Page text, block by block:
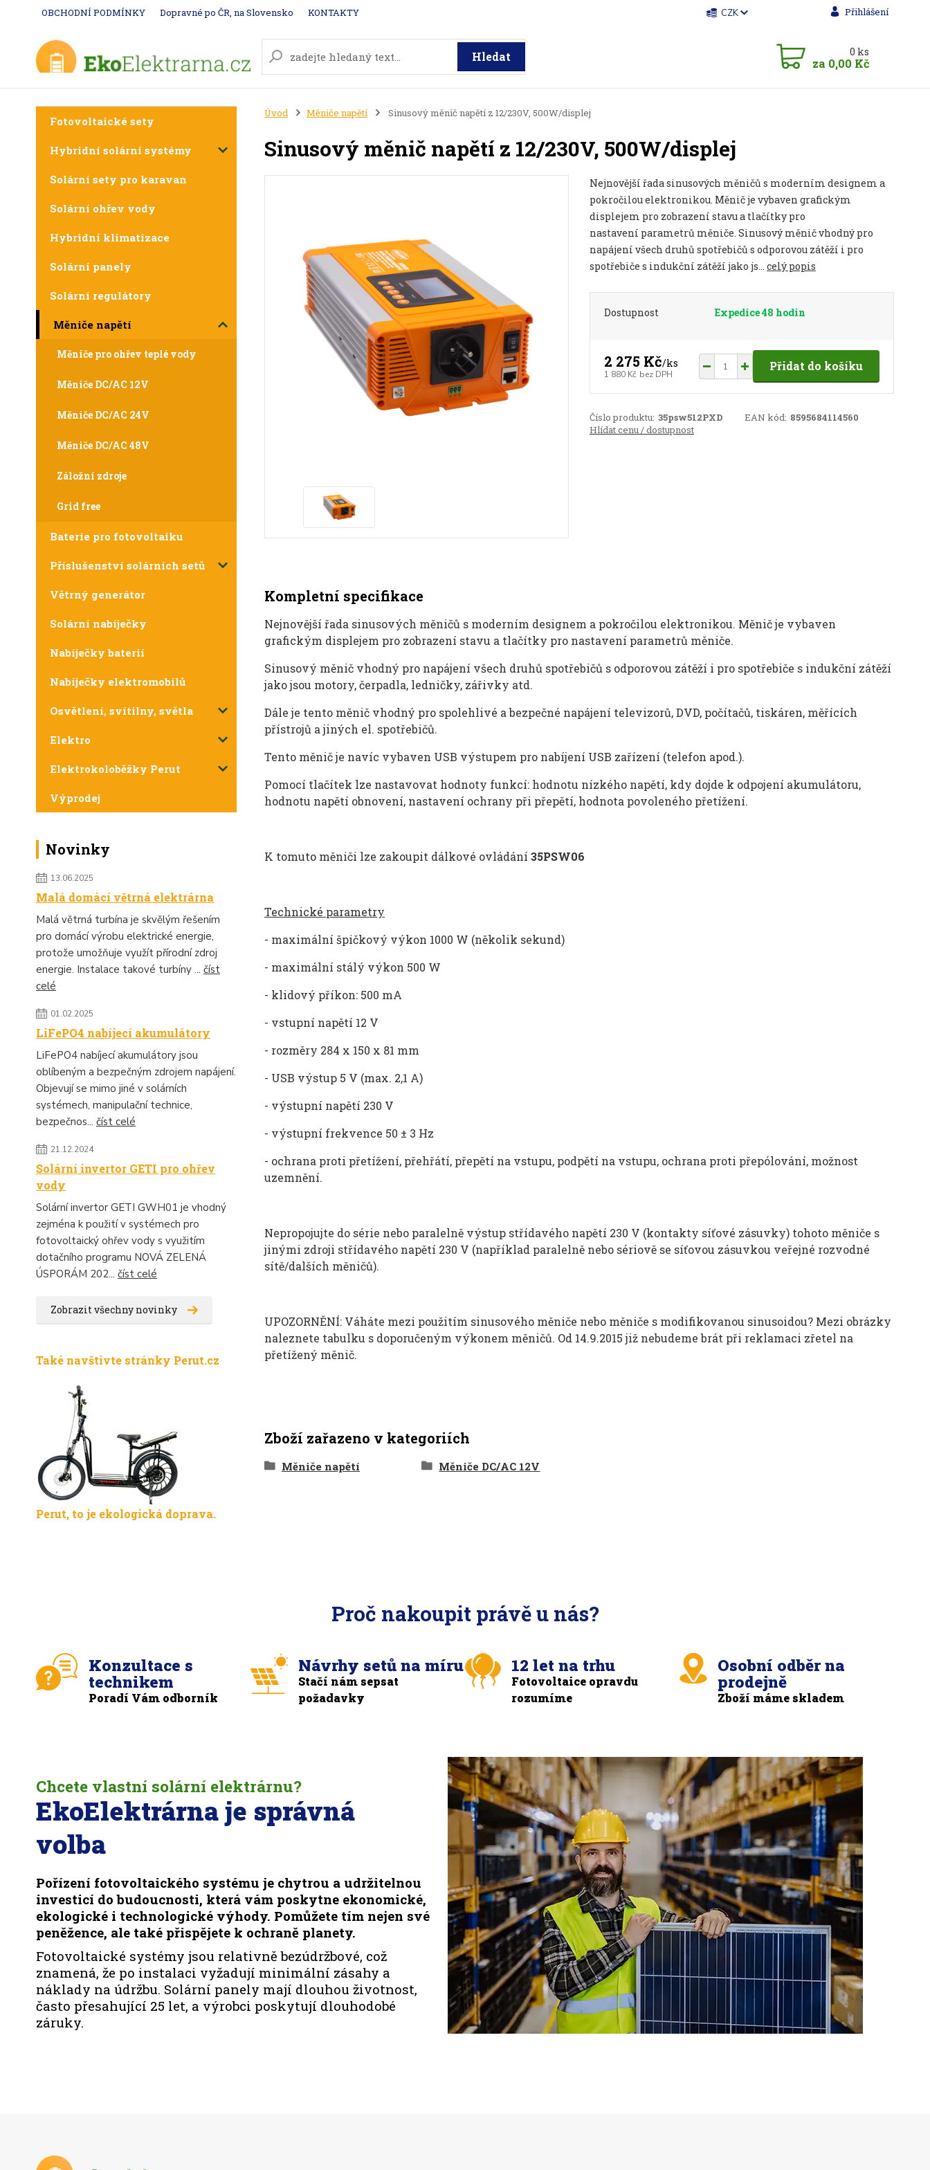
OBCHODNÍ PODMÍNKY Dopravné po ČR, na Slovensko KONTAKTY CZK Přihlášení
Hledat 0 ks
za 0,00 Kč
Fotovoltaické sety
Hybridní solární systémy
Solární sety pro karavan
Solární ohřev vody
Hybridní klimatizace
Solární panely
Solární regulátory
Měniče napětí
Měniče pro ohřev teplé vody
Měniče DC/AC 12V
Měniče DC/AC 24V
Měniče DC/AC 48V
Záložní zdroje
Grid free
Baterie pro fotovoltaiku
Příslušenství solárních setů
Větrný generátor
Solární nabíječky
Nabíječky baterií
Nabíječky elektromobilů
Osvětlení, svítilny, světla
Elektro
Elektrokoloběžky Perut
Výprodej
Novinky
13.06.2025
Malá domácí větrná elektrárna
Malá větrná turbína je skvělým řešením
pro domácí výrobu elektrické energie,
protože umožňuje využít přírodní zdroj
energie. Instalace takové turbíny ... číst
celé
01.02.2025
LiFePO4 nabíjecí akumulátory
LiFePO4 nabíjecí akumulátory jsou
oblíbeným a bezpečným zdrojem napájení.
Objevují se mimo jiné v solárních
systémech, manipulační technice,
bezpečnos... číst celé
21.12.2024
Solární invertor GETI pro ohřev
vody
Solární invertor GETI GWH01 je vhodný
zejména k použití v systémech pro
fotovoltaický ohřev vody s využitím
dotačního programu NOVÁ ZELENÁ
ÚSPORÁM 202... číst celé
Zobrazit všechny novinky
Také navštivte stránky Perut.cz
Perut, to je ekologická doprava.
Úvod Měniče napětí Sinusový měnič napětí z 12/230V, 500W/displej
Sinusový měnič napětí z 12/230V, 500W/displej
Nejnovější řada sinusových měničů s moderním designem a
pokročilou elektronikou. Měnič je vybaven grafickým
displejem pro zobrazení stavu a tlačítky pro
nastavení parametrů měniče. Sinusový měnič vhodný pro
napájení všech druhů spotřebičů s odporovou zátěží i pro
spotřebiče s indukční zátěží jako js... celý popis
Dostupnost Expedice 48 hodin
2 275 Kč/ks
1 880 Kč bez DPH
Přidat do košíku
Číslo produktu: 35psw512PXD EAN kód: 8595684114560
Hlídat cenu / dostupnost
Kompletní specifikace
Nejnovější řada sinusových měničů s moderním designem a pokročilou elektronikou. Měnič je vybaven
grafickým displejem pro zobrazení stavu a tlačítky pro nastavení parametrů měniče.
Sinusový měnič vhodný pro napájení všech druhů spotřebičů s odporovou zátěží i pro spotřebiče s indukční zátěží
jako jsou motory,čerpadla, ledničky, zářivky atd.
Dále je tento měnič vhodný pro spolehlivé a bezpečné napájení televizorů, DVD, počítačů, tiskáren, měřících
přístrojů a jiných el. spotřebičů.
Tento měnič je navíc vybaven USB výstupem pro nabíjení USB zařízení (telefon apod.).
Pomocí tlačítek lze nastavovat hodnoty funkcí: hodnotu nízkého napětí, kdy dojde k odpojení akumulátoru,
hodnotu napětí obnovení, nastavení ochrany při přepětí, hodnota povoleného přetížení.
K tomuto měniči lze zakoupit dálkové ovládání 35PSW06
Technické parametry
- maximální špičkový výkon 1000 W (několik sekund)
- maximální stálý výkon 500 W
- klidový příkon: 500 mA
- vstupní napětí 12 V
- rozměry 284 x 150 x 81 mm
- USB výstup 5 V (max. 2,1 A)
- výstupní napětí 230 V
- výstupní frekvence 50 ± 3 Hz
- ochrana proti přetížení, přehřátí, přepětí na vstupu, podpětí na vstupu, ochrana proti přepólování, možnost
uzemnění.
Nepropojujte do série nebo paralelně výstup střídavého napětí 230 V (kontakty síťové zásuvky) tohoto měniče s
jinými zdroji střídavého napětí 230 V (například paralelně nebo sériově se síťovou zásuvkou veřejné rozvodné
sítě/dalších měničů).
UPOZORNĚNÍ: Váháte mezi použitím sinusového měniče nebo měniče s modifikovanou sinusoidou? Mezi obrázky
naleznete tabulku s doporučeným výkonem měničů. Od 14.9.2015 již nebudeme brát při reklamaci zřetel na
přetížený měnič.
Zboží zařazeno v kategoriích
Měniče napětí Měniče DC/AC 12V
Proč nakoupit právě u nás?
Konzultace s
technikem
Poradí Vám odborník
Návrhy setů na míru
Stačí nám sepsat
požadavky
12 let na trhu
Fotovoltaice opravdu
rozumíme
Osobní odběr na
prodejně
Zboží máme skladem
Chcete vlastní solární elektrárnu?
EkoElektrárna je správná
volba
Pořízení fotovoltaického systému je chytrou a udržitelnou
investicí do budoucnosti, která vám poskytne ekonomické,
ekologické i technologické výhody. Pomůžete tím nejen své
peněžence, ale také přispějete k ochraně planety.
Fotovoltaické systémy jsou relativně bezúdržbové, což
znamená, že po instalaci vyžadují minimální zásahy a
náklady na údržbu. Solární panely mají dlouhou životnost,
často přesahující 25 let, a výrobci poskytují dlouhodobé
záruky.